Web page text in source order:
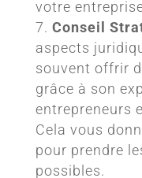
votre
Conseil
aspects
souvent offrir
grâce à son
entrepreneurs
Cela vous
pour prendre
possibles.